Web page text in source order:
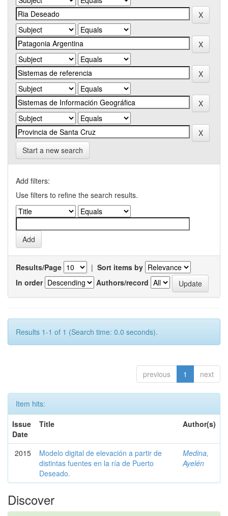
Start a new search
Add filters:
Use filters to refine the search results.
Results/Page | Sort items by
In order
Authors/record
Results 1-1 of 1 (Search time: 0.0 seconds).
previous 1 next
Item hits:
Issue
Date
Title Author(s)
2015
Modelo digital de elevación a partir de
distintas fuentes en la ría de Puerto
Deseado.
Medina,
Ayelén
Discover